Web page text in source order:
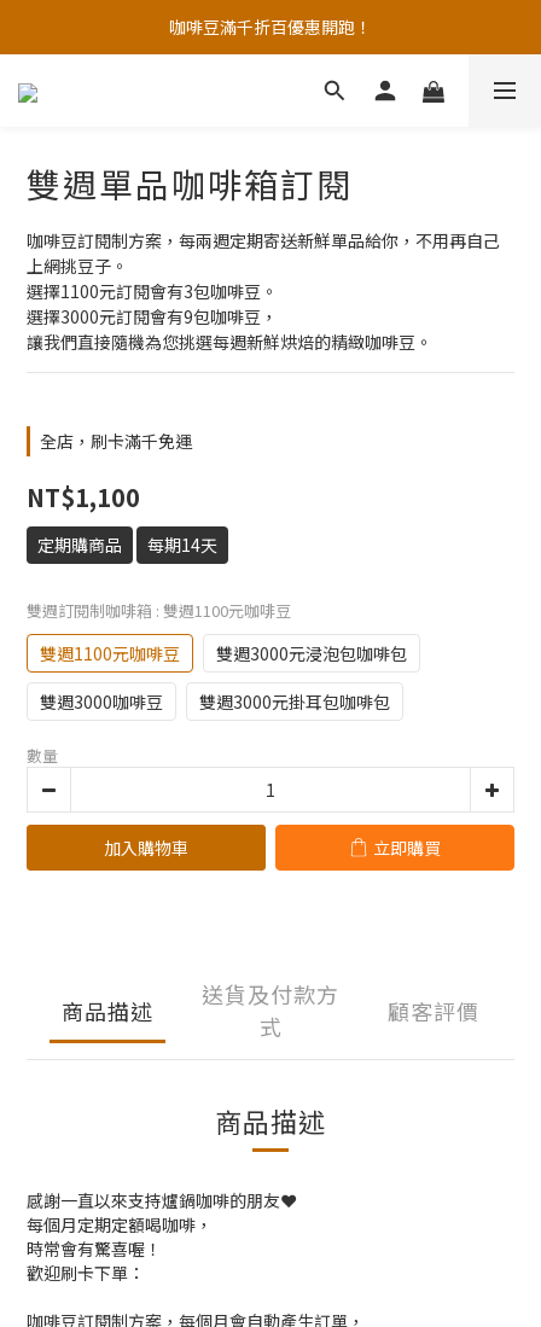
🚚台灣國內便利商店店到店免運優惠，宅配到家滿千免運！
咖啡豆滿千折百優惠開跑！
🚚台灣國內便利商店店到店免運優惠，宅配到家滿千免運！
雙週單品咖啡箱訂閱
咖啡豆訂閱制方案，每兩週定期寄送新鮮單品給你，不用再自己
上網挑豆子。
選擇1100元訂閱會有3包咖啡豆。
選擇3000元訂閱會有9包咖啡豆，
讓我們直接隨機為您挑選每週新鮮烘焙的精緻咖啡豆。
全店，刷卡滿千免運
NT$1,100
定期購商品 每期14天
雙週訂閱制咖啡箱 : 雙週1100元咖啡豆
雙週1100元咖啡豆
雙週3000元浸泡包咖啡包
雙週3000咖啡豆
雙週3000元掛耳包咖啡包
數量
加入購物車 立即購買
商品描述
送貨及付款方
式
顧客評價
商品描述
感謝一直以來支持爐鍋咖啡的朋友❤️
每個月定期定額喝咖啡，
時常會有驚喜喔！
歡迎刷卡下單：
咖啡豆訂閱制方案，每個月會自動產生訂單，